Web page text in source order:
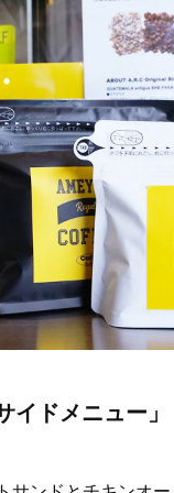
イドメニュー」